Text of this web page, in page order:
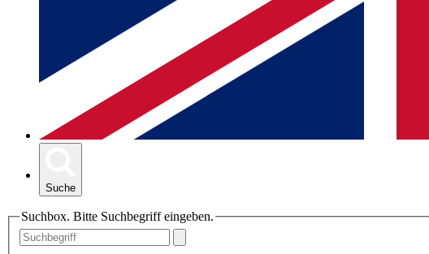
Suche
Suchbox. Bitte Suchbegriff eingeben.